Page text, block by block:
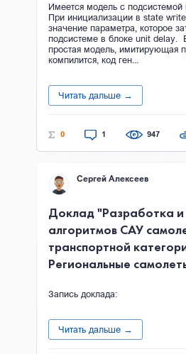
Имеется модель с подсистемой
При инициализации в state
значение параметра, которое
подсистеме в блоке unit delay.
простая модель, имитирующая
компилится, код ген...
Читать дальше →
0 1 947
Сергей Алексеев
Доклад "Разработка и
алгоритмов САУ
транспортной
Региональные
Запись доклада:
Читать дальше →